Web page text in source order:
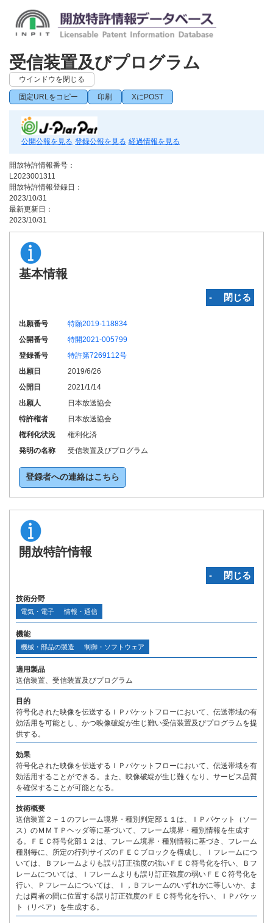
受信装置及びプログラム
ウインドウを閉じる
固定URLをコピー 印刷 XにPOST
公開公報を見る 登録公報を見る 経過情報を見る
開放特許情報番号：
L2023001311
開放特許情報登録日：
2023/10/31
最新更新日：
2023/10/31
基本情報
‐ 閉じる
出願番号
特願2019-118834
公開番号
特開2021-005799
登録番号
特許第7269112号
出願日
2019/6/26
公開日
2021/1/14
出願人
日本放送協会
特許権者
日本放送協会
権利化状況
権利化済
発明の名称
受信装置及びプログラム
登録者への連絡はこちら
開放特許情報
‐ 閉じる
技術分野
電気・電子 情報・通信
機能
機械・部品の製造 制御・ソフトウェア
適用製品
送信装置、受信装置及びプログラム
目的
符号化された映像を伝送するＩＰパケットフローにおいて、伝送帯域の有
効活用を可能とし、かつ映像破綻が生じ難い受信装置及びプログラムを提
供する。
効果
符号化された映像を伝送するＩＰパケットフローにおいて、伝送帯域を有
効活用することができる。また、映像破綻が生じ難くなり、サービス品質
を確保することが可能となる。
技術概要
送信装置２－１のフレーム境界・種別判定部１１は、ＩＰパケット（ソー
ス）のＭＭＴＰヘッダ等に基づいて、フレーム境界・種別情報を生成す
る。ＦＥＣ符号化部１２は、フレーム境界・種別情報に基づき、フレーム
種別毎に、所定の行列サイズのＦＥＣブロックを構成し、Ｉフレームにつ
いては、Ｂフレームよりも誤り訂正強度の強いＦＥＣ符号化を行い、Ｂフ
レームについては、Ｉフレームよりも誤り訂正強度の弱いＦＥＣ符号化を
行い、Ｐフレームについては、Ｉ，Ｂフレームのいずれかに等しいか、ま
たは両者の間に位置する誤り訂正強度のＦＥＣ符号化を行い、ＩＰパケッ
ト（リペア）を生成する。